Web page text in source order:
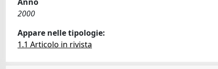
2000
Appare nelle tipologie:
1.1 Articolo in rivista